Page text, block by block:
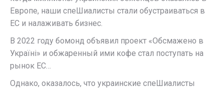
Европе, наши спеШиалисты стали обустраиваться в
ЕС и налаживать бизнес.
В 2022 году бомонд объявил проект «Обсмажено в
Україні» и обжаренный ими кофе стал поступать на
рынок ЕС…
Однако, оказалось, что украинские спеШиалисты